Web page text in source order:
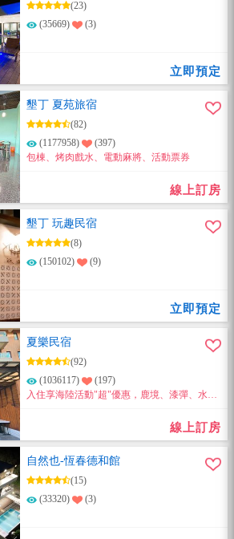
(23)
(35669)
(3)
立即預定
墾丁 夏苑旅宿
(82)
(1177958)
(397)
包棟、烤肉戲水、電動麻將、活動票券
線上訂房
墾丁 玩趣民宿
(8)
(150102)
(9)
立即預定
夏樂民宿
(92)
(1036117)
(197)
入住享海陸活動"超"優惠，鹿境、漆彈、水上
線上訂房
自然也-恆春德和館
(15)
(33320)
(3)